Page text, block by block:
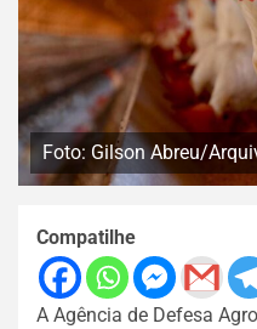
Foto: Gilson Abreu/
Compatilhe
A Agência de Defesa